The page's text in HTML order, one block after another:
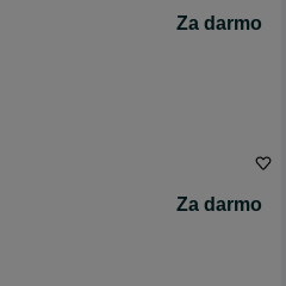
Za darmo
Za darmo